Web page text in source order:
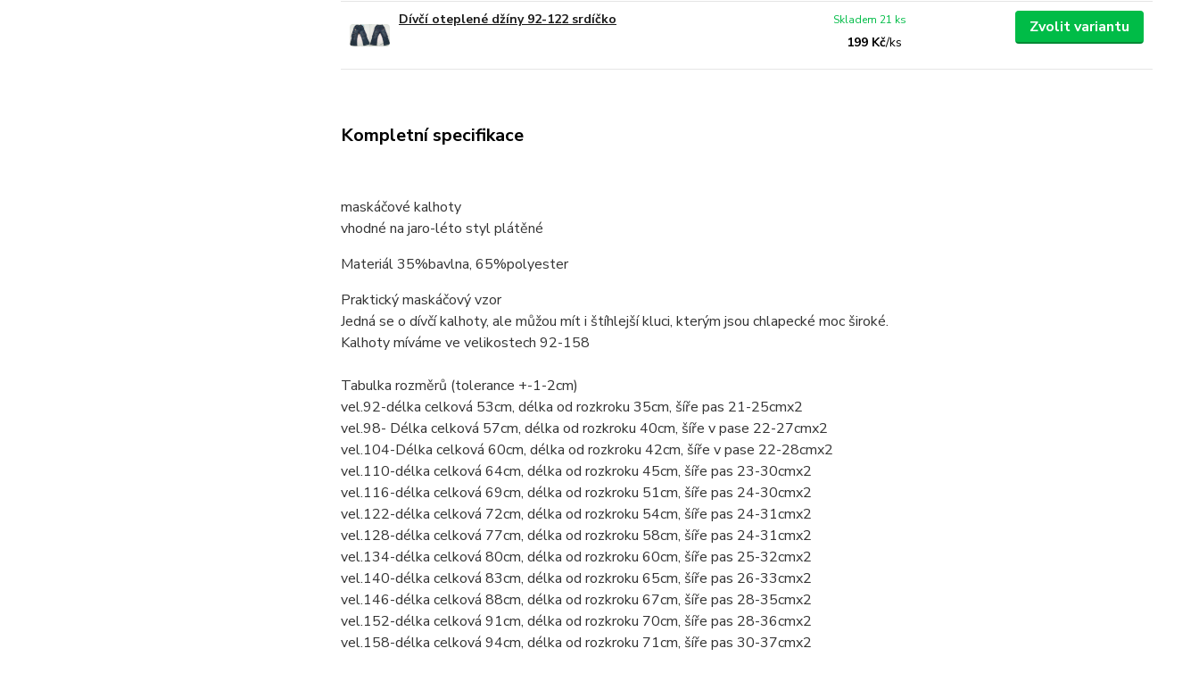
Dívčí oteplené džíny 92-122 srdíčko
199 Kč/ks
Skladem 21 ks Zvolit variantu
Kompletní specifikace
maskáčové kalhoty
vhodné na jaro-léto styl plátěné
Materiál 35%bavlna, 65%polyester
Praktický maskáčový vzor
Jedná se o dívčí kalhoty, ale můžou mít i štíhlejší kluci, kterým jsou chlapecké moc široké.
Kalhoty míváme ve velikostech 92-158
Tabulka rozměrů (tolerance +-1-2cm)
vel.92-délka celková 53cm, délka od rozkroku 35cm, šíře pas 21-25cmx2
vel.98- Délka celková 57cm, délka od rozkroku 40cm, šíře v pase 22-27cmx2
vel.104-Délka celková 60cm, délka od rozkroku 42cm, šíře v pase 22-28cmx2
vel.110-délka celková 64cm, délka od rozkroku 45cm, šíře pas 23-30cmx2
vel.116-délka celková 69cm, délka od rozkroku 51cm, šíře pas 24-30cmx2
vel.122-délka celková 72cm, délka od rozkroku 54cm, šíře pas 24-31cmx2
vel.128-délka celková 77cm, délka od rozkroku 58cm, šíře pas 24-31cmx2
vel.134-délka celková 80cm, délka od rozkroku 60cm, šíře pas 25-32cmx2
vel.140-délka celková 83cm, délka od rozkroku 65cm, šíře pas 26-33cmx2
vel.146-délka celková 88cm, délka od rozkroku 67cm, šíře pas 28-35cmx2
vel.152-délka celková 91cm, délka od rozkroku 70cm, šíře pas 28-36cmx2
vel.158-délka celková 94cm, délka od rozkroku 71cm, šíře pas 30-37cmx2